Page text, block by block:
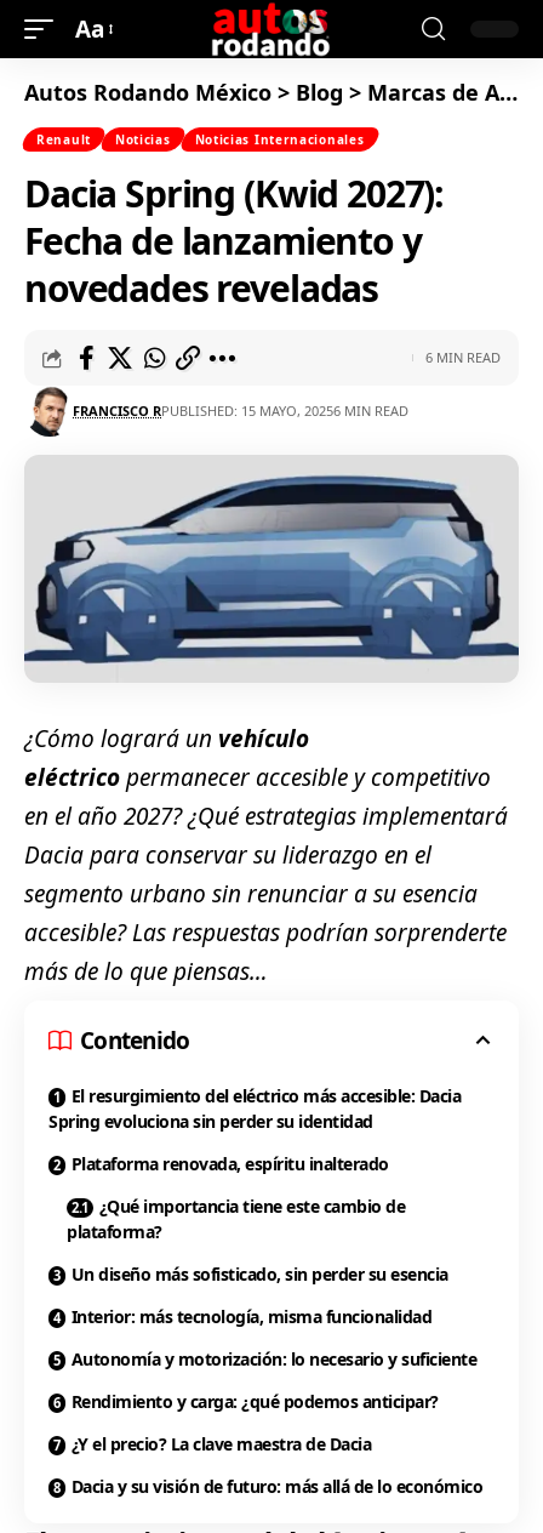
Aa
Autos Rodando México > Blog > Marcas de Autos
Renault Noticias Noticias Internacionales
Dacia Spring (Kwid 2027):
Fecha de lanzamiento y
novedades reveladas
FRANCISCO RPUBLISHED: 15 MAYO, 20256 MIN READ
6 MIN READ
¿Cómo logrará un vehículo
eléctricopermanecer accesible y competitivo
en el año 2027? ¿Qué estrategias implementará
Dacia para conservar su liderazgo en el
segmento urbano sin renunciar a su esencia
accesible? Las respuestas podrían sorprenderte
más de lo que piensas…
Contenido
El resurgimiento del eléctrico más accesible: Dacia
Spring evoluciona sin perder su identidad
Plataforma renovada, espíritu inalterado
¿Qué importancia tiene este cambio de
plataforma?
Un diseño más sofisticado, sin perder su esencia
Interior: más tecnología, misma funcionalidad
Autonomía y motorización: lo necesario y suficiente
Rendimiento y carga: ¿qué podemos anticipar?
¿Y el precio? La clave maestra de Dacia
Dacia y su visión de futuro: más allá de lo económico